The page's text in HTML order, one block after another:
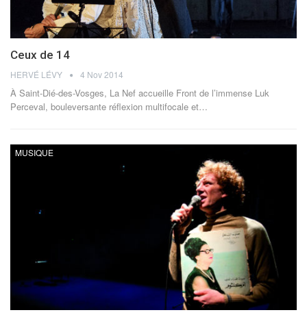
Ceux de 14
HERVÉ LÉVY 4 Nov 2014
À Saint-Dié-des-Vosges, La Nef accueille Front de l’immense Luk
Perceval, bouleversante réflexion multifocale et…
MUSIQUE